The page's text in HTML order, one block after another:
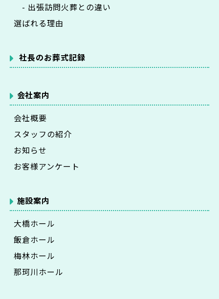
- 出張訪問火葬との違い
選ばれる理由
社長のお葬式記録
会社案内
会社概要
スタッフの紹介
お知らせ
お客様アンケート
施設案内
大橋ホール
飯倉ホール
梅林ホール
那珂川ホール